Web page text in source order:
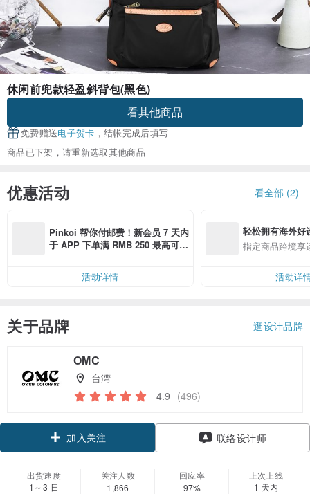
休闲前兜款轻盈斜背包(黑色)
看其他商品
免费赠送电子贺卡 ，结帐完成后填写
商品已下架，请重新选取其他商品
优惠活动 看全部 (2)
Pinkoi 帮你付邮费！新会员 7 天内
于 APP 下单满 RMB 250 最高可折
活动详情
轻松拥有海外好
指定商品跨境享
活动详
关于品牌 逛设计品牌
OMC
台湾
4.9 (496)
加入关注 联络设计师
出货速度
1～3 日
关注人数
1,866
回应率
97%
上次上线
1 天内